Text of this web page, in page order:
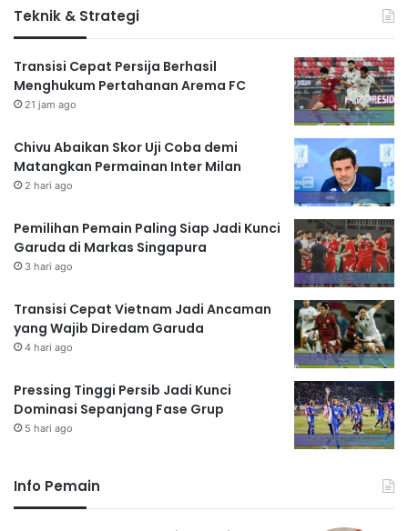
Teknik & Strategi
Transisi Cepat Persija Berhasil
Menghukum Pertahanan Arema FC
21 jam ago
Chivu Abaikan Skor Uji Coba demi
Matangkan Permainan Inter Milan
2 hari ago
Pemilihan Pemain Paling Siap Jadi Kunci
Garuda di Markas Singapura
3 hari ago
Transisi Cepat Vietnam Jadi Ancaman
yang Wajib Diredam Garuda
4 hari ago
Pressing Tinggi Persib Jadi Kunci
Dominasi Sepanjang Fase Grup
5 hari ago
Info Pemain